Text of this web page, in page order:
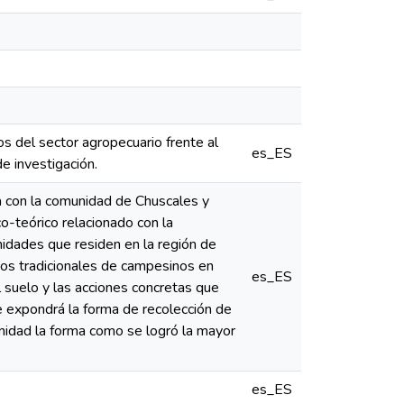
del sector agropecuario frente al
investigación.
es_ES
la comunidad de Chuscales y
teórico relacionado con la
que residen en la región de
tradicionales de campesinos en
y las acciones concretas que
la forma de recolección de
la forma como se logró la mayor
es_ES
es_ES